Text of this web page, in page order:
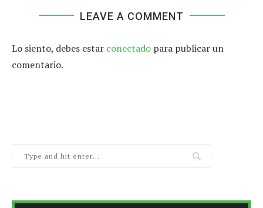
LEAVE A COMMENT
Lo siento, debes estar conectado para publicar un
comentario.